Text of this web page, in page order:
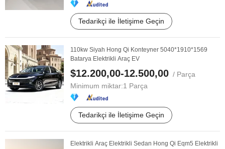
Tedarikçi ile İletişime Geçin
110kw Siyah Hong Qi Konteyner 5040*1910*1569
Batarya Elektrikli Araç EV
$12.200,00-12.500,00 / Parça
Minimum miktar:1 Parça
Tedarikçi ile İletişime Geçin
Elektrikli Araç Elektrikli Sedan Hong Qi Eqm5 Elektrikli